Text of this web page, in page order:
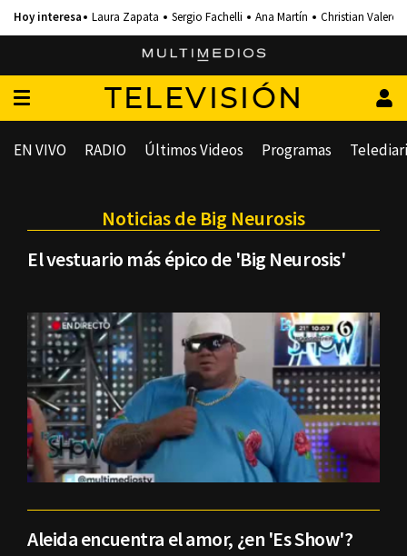
Laura Zapata Sergio Fachelli Ana Martín Christian Valero
TELEVISIÓN
EN VIVO RADIO Últimos Videos Programas
Noticias de Big Neurosis
El vestuario más épico de 'Big Neurosis'
Aleida encuentra el amor, ¿en 'Es Show'?